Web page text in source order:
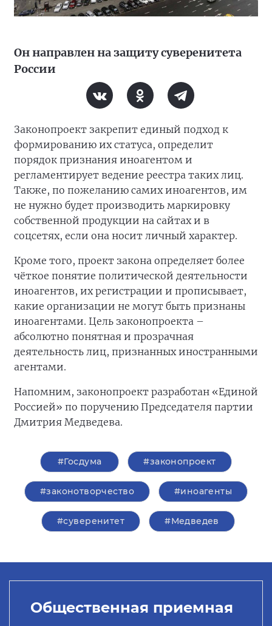
Он направлен на защиту суверенитета
России
Законопроект закрепит единый подход к
формированию их статуса, определит
порядок признания иноагентом и
регламентирует ведение реестра таких лиц.
Также, по пожеланию самих иноагентов, им
не нужно будет производить маркировку
собственной продукции на сайтах и в
соцсетях, если она носит личный характер.
Кроме того, проект закона определяет более
чёткое понятие политической деятельности
иноагентов, их регистрации и прописывает,
какие организации не могут быть признаны
иноагентами. Цель законопроекта –
абсолютно понятная и прозрачная
деятельность лиц, признанных иностранными
агентами.
Напомним, законопроект разработан «Единой
Россией» по поручению Председателя партии
Дмитрия Медведева.
#Госдума #законопроект
#законотворчество #иноагенты
#суверенитет #Медведев
Общественная приемная